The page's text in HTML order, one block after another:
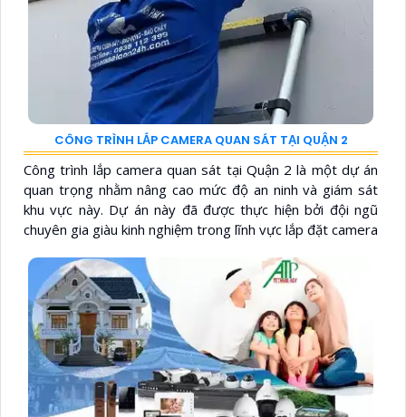
CÔNG TRÌNH LẮP CAMERA QUAN SÁT TẠI QUẬN 2
Công trình lắp camera quan sát tại Quận 2 là một dự án
quan trọng nhằm nâng cao mức độ an ninh và giám sát
khu vực này. Dự án này đã được thực hiện bởi đội ngũ
chuyên gia giàu kinh nghiệm trong lĩnh vực lắp đặt camera